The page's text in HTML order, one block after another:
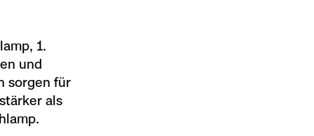
1.
und
sorgen für
als